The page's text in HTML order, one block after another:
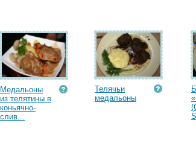
Медальоны
из телятины в
коньячно-
слив...
Телячьи
медальоны